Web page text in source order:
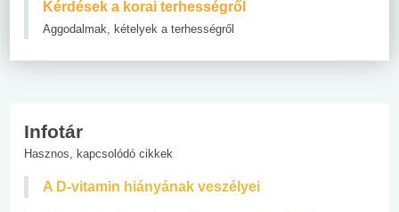
Kérdések a korai terhességről
Aggodalmak, kételyek a terhességről
Infotár
Hasznos, kapcsolódó cikkek
A D-vitamin hiányának veszélyei